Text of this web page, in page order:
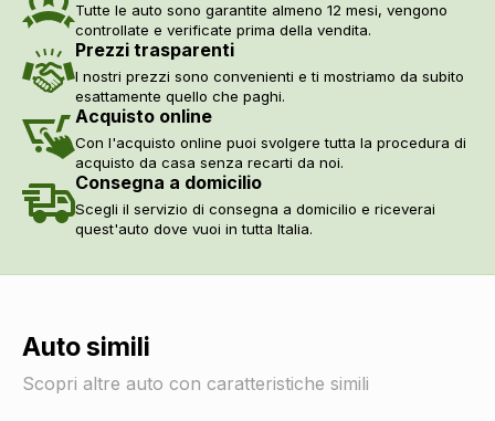
Tutte le auto sono garantite almeno 12 mesi, vengono
controllate e verificate prima della vendita.
Prezzi trasparenti
I nostri prezzi sono convenienti e ti mostriamo da subito
esattamente quello che paghi.
Acquisto online
Con l'acquisto online puoi svolgere tutta la procedura di
acquisto da casa senza recarti da noi.
Consegna a domicilio
Scegli il servizio di consegna a domicilio e riceverai
quest'auto dove vuoi in tutta Italia.
Auto simili
Scopri altre auto con caratteristiche simili